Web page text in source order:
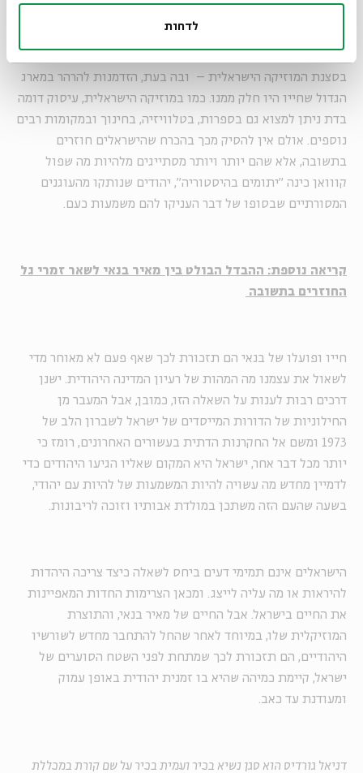
לדחות
בסצנת המוזיקה הישראלית – ובה בעת, הזדמנות להרהר במארג
הגדול שחייו היו חלק ממנו. כמו במוזיקה הישראלית, עיסוק דומה
בדת ניתן למצוא גם בספרות, בטלוויזיה, בחינוך ובמקומות רבים
נוספים. אולם אין להסיק מכך בהכרח שהישראלים חוזרים
בתשובה, אלא שהם יותר ויותר מסתייגים מלהיות מה שפול
קווואן כינה "יתומים בהיסטוריה", יהודים שנותקו מהעוגנים
המסורתיים שבסופו של דבר העניקו להם משמעות כעם.
קריאה נוספת: ההבדל הבולט בין מאיר בנאי לשאר זמרי גל
החוזרים בתשובה
חייו ופועלו של בנאי הם תזכורת לכך שאף פעם לא מאוחר מדי
לשאול את עצמנו מה המהות של רעיון המדינה היהודית. ישנן
דרכים רבות לענות על השאלה הזו, כמובן, אבל המעבר מן
החילוניות של הדורות המייסדים של ישראל לשברון הלב של
1973 ומשם אל החקרנות הדתית בעשורים האחרונים, רומז כי
יותר מכל דבר אחר, ישראל היא המקום שאליו הגיעו היהודים כדי
לדמיין מחדש מה עשויה להיות המשמעות של להיות עם יהודי,
בשעה שהעם הזה משתכן במולדת אבותיו וזוכה לריבונות.
הישראלים אינם תמימי דעים ביחס לשאלה כיצד צריכה היהדות
להיראות או מה עליה לייצג. ומכאן הצרימות החדות המאפיינות
את החיים בישראל. אבל החיים של מאיר בנאי, והתוצרת
המוזיקלית שלו, במיוחד לאחר שהחל להתחבר מחדש לשורשיו
היהודיים, הם תזכורת לכך שמתחת לפני השטח הסוערים של
ישראל, קיימת כמיהה שהיא בו זמנית יהודית באופן עמוק
ומעודנת עד כאב.
דניאל גורדיס הוא סגן נשיא בכיר ועמית בכיר על שם קורת במכללת